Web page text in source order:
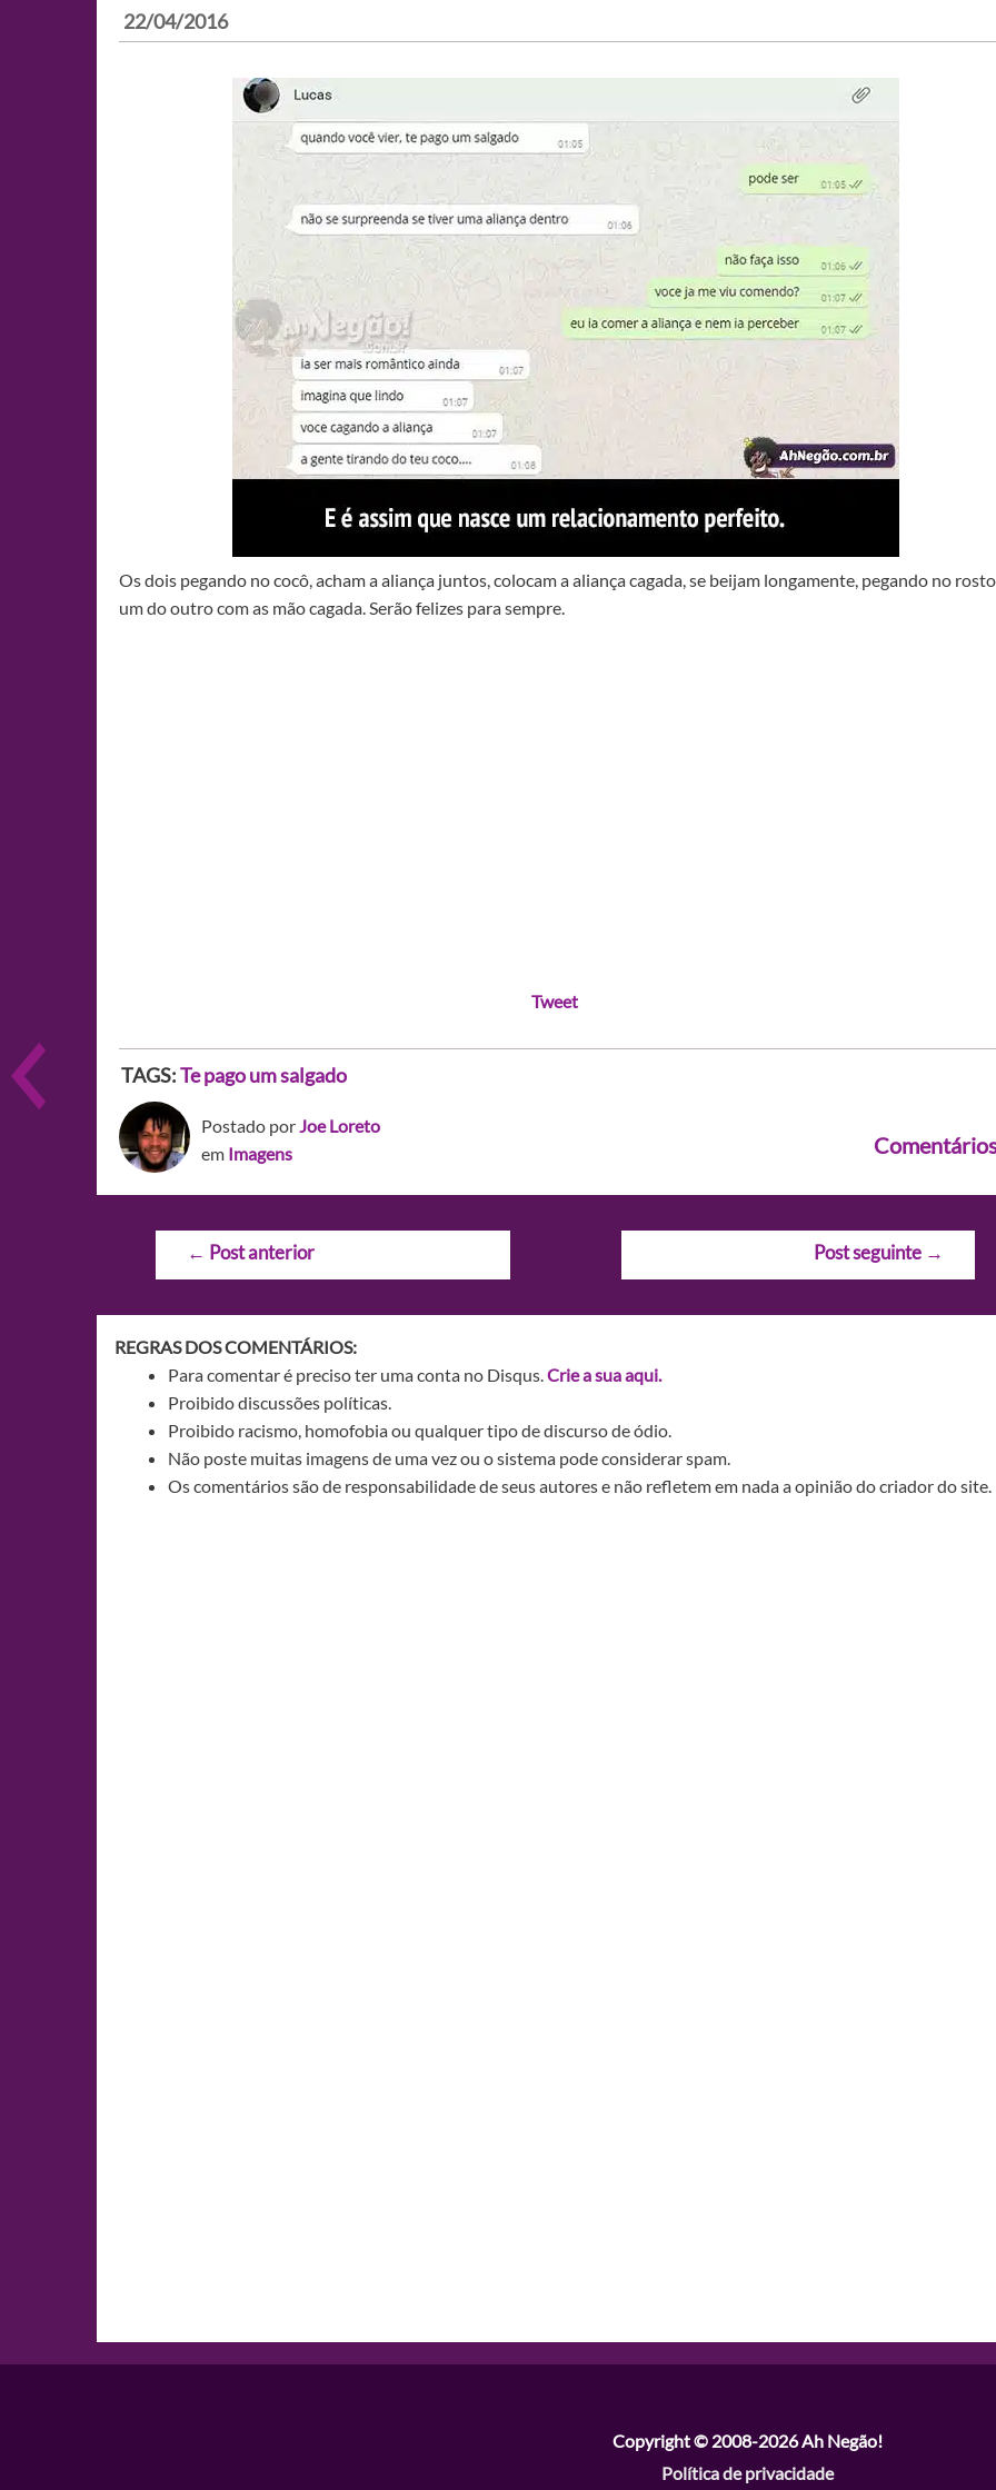
22/04/2016
Os dois pegando no cocô, acham a aliança juntos, colocam a aliança cagada, se beijam longamente, pegando no rosto
um do outro com as mão cagada. Serão felizes para sempre.
Tweet
TAGS:Te pago um salgado
Postado porJoe Loreto
em Imagens
Navegação
← Post anterior Post seguinte →
REGRAS DOS COMENTÁRIOS:
Para comentar é preciso ter uma conta no Disqus.Crie a sua aqui.
Proibido discussões políticas.
Proibido racismo, homofobia ou qualquer tipo de discurso de ódio.
Não poste muitas imagens de uma vez ou o sistema pode considerar spam.
Os comentários são de responsabilidade de seus autores e não refletem em nada a opinião do criador do site.
Copyright © 2008-2026Ah Negão!
Política de privacidade